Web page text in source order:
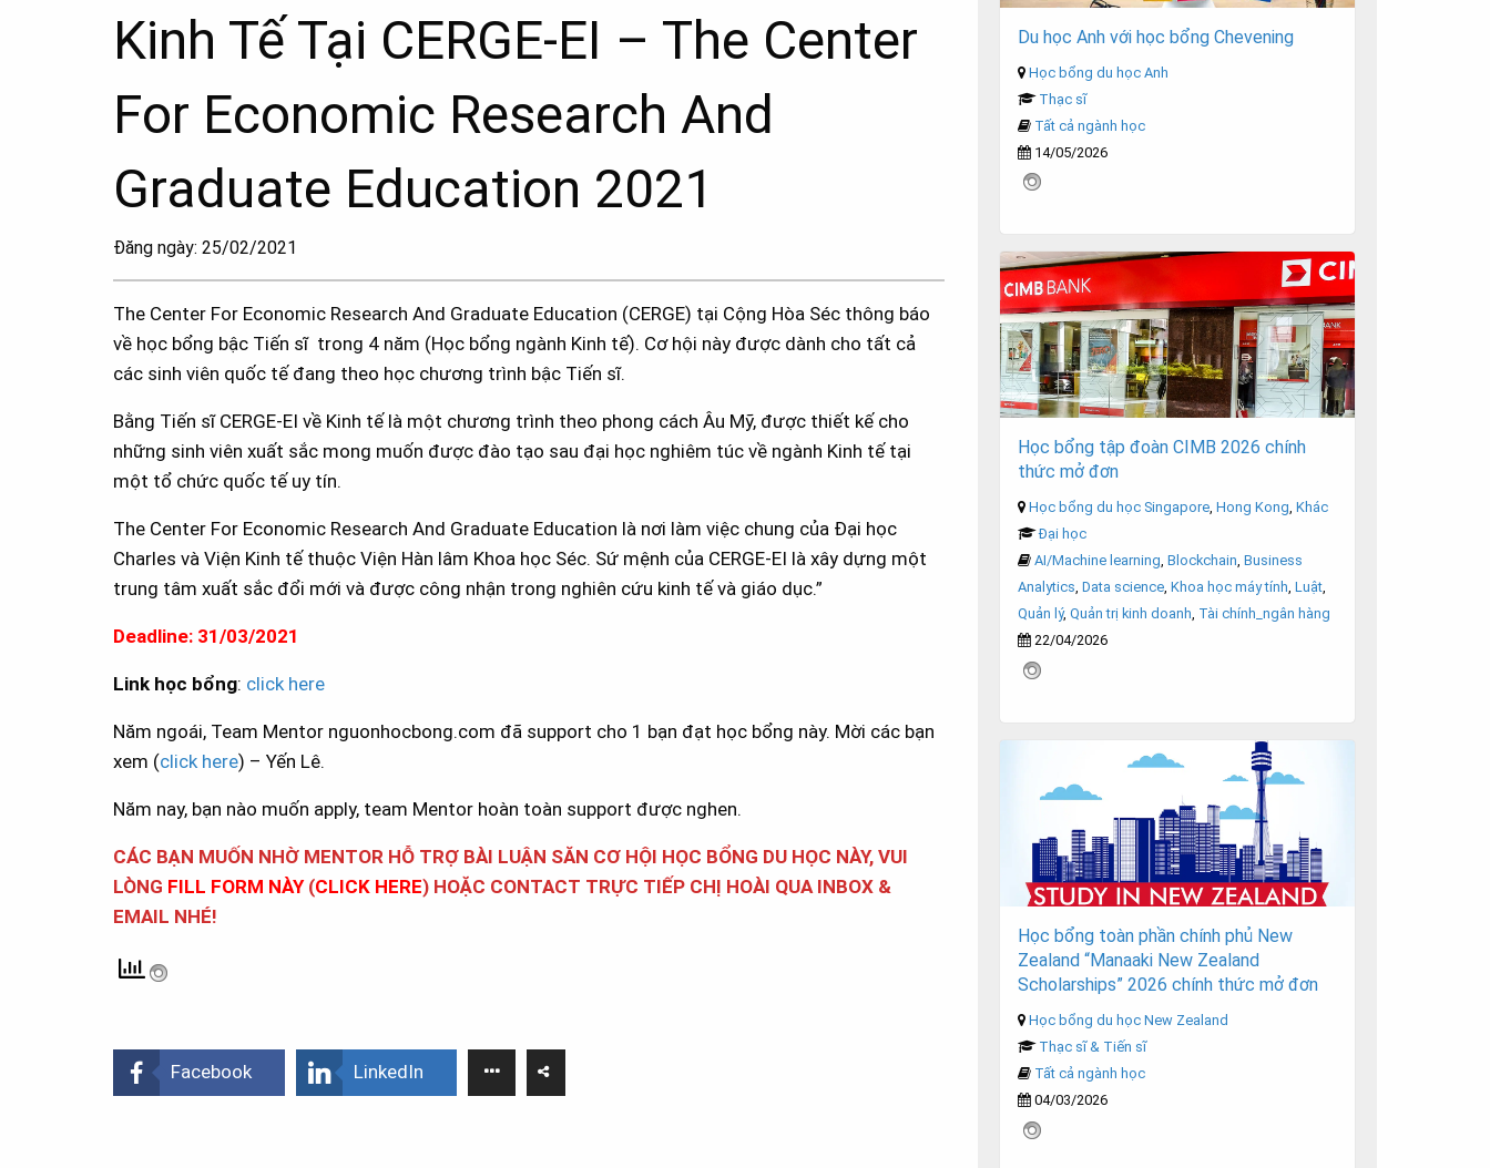
Kinh Tế Tại CERGE-EI – The Center
For Economic Research And
Graduate Education 2021
Đăng ngày: 25/02/2021
The Center For Economic Research And Graduate Education (CERGE) tại Cộng Hòa Séc thông báo
về học bổng bậc Tiến sĩ trong 4 năm (Học bổng ngành Kinh tế). Cơ hội này được dành cho tất cả
các sinh viên quốc tế đang theo học chương trình bậc Tiến sĩ.
Bằng Tiến sĩ CERGE-EI về Kinh tế là một chương trình theo phong cách Âu Mỹ, được thiết kế cho
những sinh viên xuất sắc mong muốn được đào tạo sau đại học nghiêm túc về ngành Kinh tế tại
một tổ chức quốc tế uy tín.
The Center For Economic Research And Graduate Education là nơi làm việc chung của Đại học
Charles và Viện Kinh tế thuộc Viện Hàn lâm Khoa học Séc. Sứ mệnh của CERGE-EI là xây dựng một
trung tâm xuất sắc đổi mới và được công nhận trong nghiên cứu kinh tế và giáo dục.”
Deadline: 31/03/2021
Link học bổng: click here
Năm ngoái, Team Mentor nguonhocbong.com đã support cho 1 bạn đạt học bổng này. Mời các bạn
xem (click here) – Yến Lê.
Năm nay, bạn nào muốn apply, team Mentor hoàn toàn support được nghen.
CÁC BẠN MUỐN NHỜ MENTOR HỖ TRỢ BÀI LUẬN SĂN CƠ HỘI HỌC BỔNG DU HỌC NÀY, VUI
LÒNG FILL FORM NÀY(CLICK HERE) HOẶC CONTACT TRỰC TIẾP CHỊ HOÀI QUA INBOX &
EMAIL NHÉ!
Facebook LinkedIn
Du học Anh với học bổng Chevening
Học bổng du học Anh
Thạc sĩ
Tất cả ngành học
14/05/2026
Học bổng tập đoàn CIMB 2026 chính
thức mở đơn
Học bổng du học Singapore, Hong Kong, Khác
Đại học
AI/Machine learning, Blockchain, Business
Analytics, Data science, Khoa học máy tính, Luật,
Quản lý, Quản trị kinh doanh, Tài chính_ngân hàng
22/04/2026
Học bổng toàn phần chính phủ New
Zealand “Manaaki New Zealand
Scholarships” 2026 chính thức mở đơn
Học bổng du học New Zealand
Thạc sĩ & Tiến sĩ
Tất cả ngành học
04/03/2026